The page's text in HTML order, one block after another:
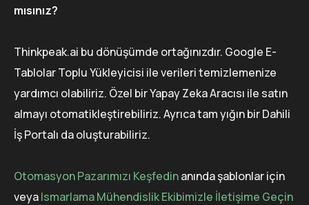
mısınız?
Thinkpeak.ai bu dönüşümde ortağınızdır. Google E-
Tablolar Toplu Yükleyicisi ile verileri temizlemenize
yardımcı olabiliriz. Özel bir Yapay Zeka Aracısı ile satın
almayı otomatikleştirebiliriz. Ayrıca tam yığın bir Dahili
İş Portalı da oluşturabiliriz.
Otomasyon Pazarımızı Keşfedinanında şablonlar için
veyaIsmarlama Mühendislik Ekibimizle İletişime Geçin